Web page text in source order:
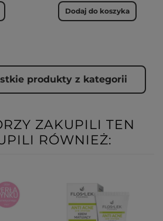
Dodaj do koszyka
produkty z kategorii
ZAKUPILI TEN
RÓWNIEŻ: